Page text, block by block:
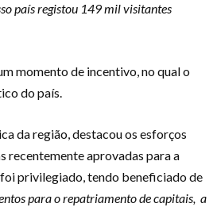
país registou 149 mil visitantes
momento de incentivo, no qual o
do país.
da região, destacou os esforços
recentemente aprovadas para a
privilegiado, tendo beneficiado de
para o repatriamento de capitais, a